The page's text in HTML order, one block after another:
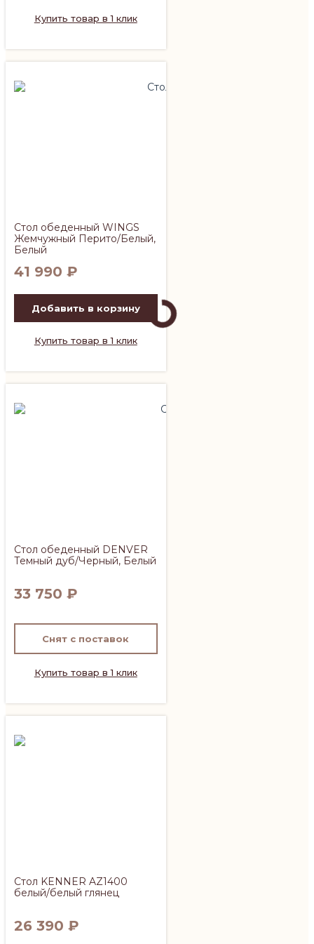
Купить товар в 1 клик
Стол обеденный WINGS
Жемчужный Перито/Белый,
Белый
41 990 ₽
Добавить в корзину
Купить товар в 1 клик
Стол обеденный DENVER
Темный дуб/Черный, Белый
33 750 ₽
Снят с поставок
Купить товар в 1 клик
Стол KENNER AZ1400
белый/белый глянец
26 390 ₽